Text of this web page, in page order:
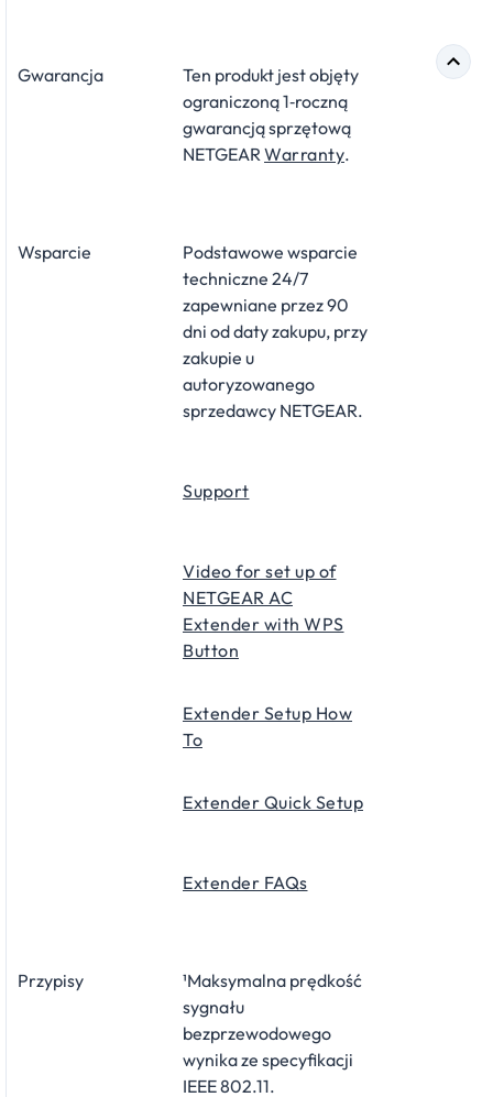
Gwarancja
Ten produkt jest objęty
ograniczoną 1‑roczną
gwarancją sprzętową
NETGEARWarranty.
Wsparcie
Podstawowe wsparcie
techniczne 24/7
zapewniane przez 90
dni od daty zakupu, przy
zakupie u
autoryzowanego
sprzedawcy NETGEAR.
Support
Video for set up of
NETGEAR AC
Extender with WPS
Button
Extender Setup How
To
Extender Quick Setup
Extender FAQs
Przypisy
¹Maksymalna prędkość
sygnału
bezprzewodowego
wynika ze specyfikacji
IEEE 802.11.